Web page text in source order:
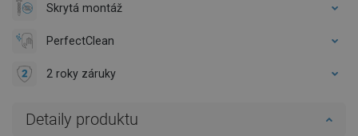
Skrytá montáž
PerfectClean
2 roky záruky
Detaily produktu